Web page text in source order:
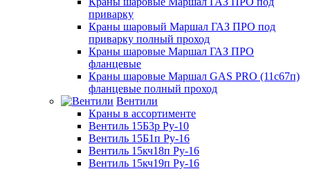
приварку
Краны шаровый Маршал ГАЗ ПРО под
приварку полный проход
Краны шаровые Маршал ГАЗ ПРО
фланцевые
Краны шаровые Маршал GAS PRO (11с67п)
фланцевые полный проход
Вентили
Краны в ассортименте
Вентиль 15Б3р Ру-10
Вентиль 15Б1п Ру-16
Вентиль 15кч18п Ру-16
Вентиль 15кч19п Ру-16